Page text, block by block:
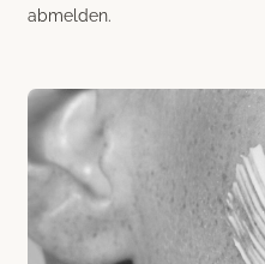
abmelden.
Ästhetische Dermatologie
Medizinische Kosmetik
Lasertherapie
Hautklinik Zürich Bachenbülach
Hautklinik Davos
Medical Beauty Zürich Bülach
Team